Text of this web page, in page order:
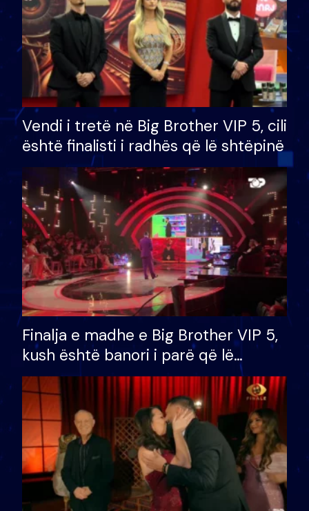
Vendi i tretë në Big Brother VIP 5, cili
është finalisti i radhës që lë shtëpinë
Finalja e madhe e Big Brother VIP 5,
kush është banori i parë që lë
shtëpinë dhe humb mundësinë për
të fituar çmimin e madh